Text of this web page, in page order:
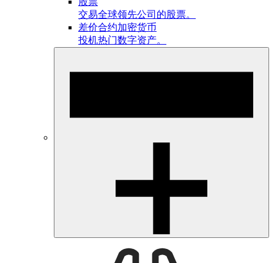
交易全球领先公司的股票。
差价合约加密货币
投机热门数字资产。